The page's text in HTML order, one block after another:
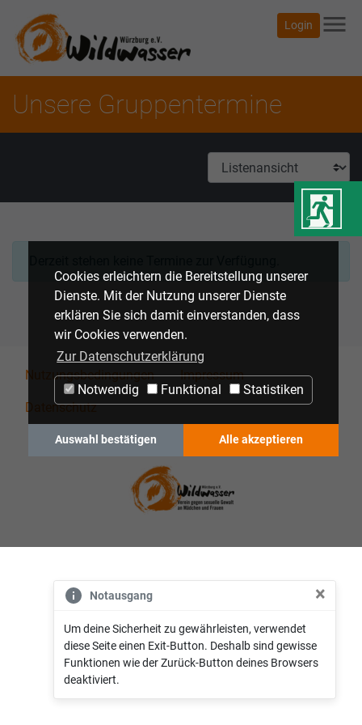
Cookies erleichtern die Bereitstellung unserer
Dienste. Mit der Nutzung unserer Dienste
erklären Sie sich damit einverstanden, dass
wir Cookies verwenden.
Zur Datenschutzerklärung
Notwendig Funktional Statistiken
Auswahl bestätigen Alle akzeptieren
Login menu
Unsere Gruppentermine
Nutzungsbedingungen Impressum
Datenschutz
© 2026 zone35 GmbH & Co. KG
Notausgang ×
Um deine Sicherheit zu gewährleisten, verwendet
diese Seite einen Exit-Button. Deshalb sind gewisse
Funktionen wie der Zurück-Button deines Browsers
deaktiviert.